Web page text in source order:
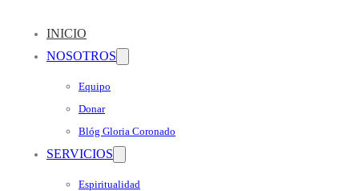
INICIO
NOSOTROS
Equipo
Donar
Blóg Gloria Coronado
SERVICIOS
Espiritualidad